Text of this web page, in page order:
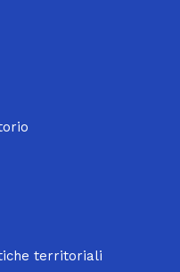
territoriali